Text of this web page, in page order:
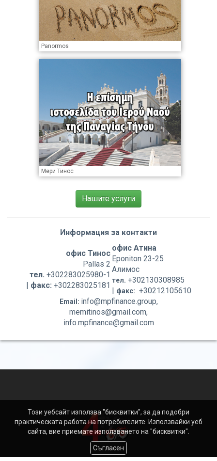
Panormos
Мери Тинос
Нашите услуги
Информация за контакти
офис Тинос
Pallas 2
тел. +302283025980-1
| факс: +302283025181
офис Атина
Eponiton 23-25
Алимос
тел. +302130308985
| факс: +30212105610
Email: info@mpfinance.group,
memitinos@gmail.com,
info.mpfinance@gmail.com
Този уебсайт използва "бисквитки", за да подобри
практическата работа на потребителите. Използвайки уеб
сайта, вие приемате използването на "бисквитки".
Съгласен